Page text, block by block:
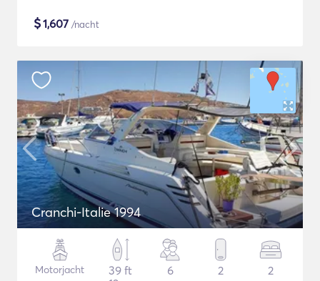
$1,607 /nacht
Cranchi-Italie 1994
Motorjacht
39 ft
6 2 2